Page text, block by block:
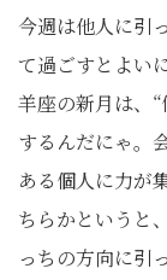
今週は他人に引
て過ごすとよい
羊座の新月は、
するんだにゃ。
ある個人に力が
ちらかというと
っちの方向に引